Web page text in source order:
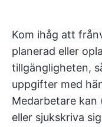
Kom ihåg att
planerad eller
tillgängligheten,
uppgifter med
Medarbetare
eller sjukskriva